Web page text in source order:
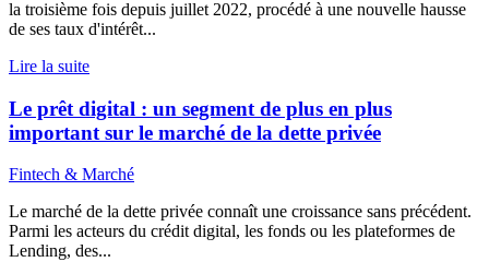
la troisième fois depuis juillet 2022, procédé à une nouvelle hausse
de ses taux d'intérêt...
Lire la suite
Le prêt digital : un segment de plus en plus
important sur le marché de la dette privée
Fintech & Marché
Le marché de la dette privée connaît une croissance sans précédent.
Parmi les acteurs du crédit digital, les fonds ou les plateformes de
Lending, des...